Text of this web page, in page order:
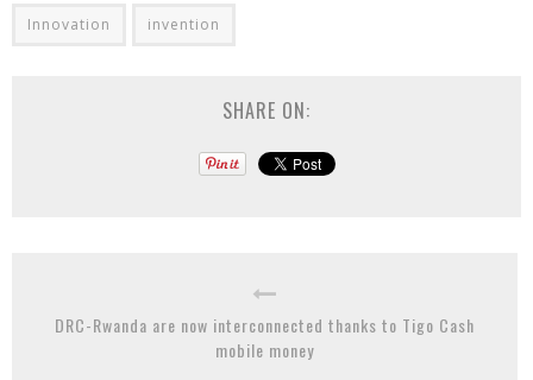
Innovation invention
SHARE ON:
DRC-Rwanda are now interconnected thanks to Tigo Cash
mobile money